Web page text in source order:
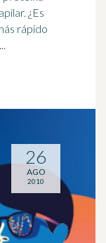
¿Es
rápido
26
AGO
2010